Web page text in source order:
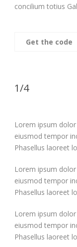
concilium totius
Get the code
1/4
Lorem ipsum
eiusmod tempor
Phasellus laoreet
Lorem ipsum
eiusmod tempor
Phasellus laoreet
Lorem ipsum
eiusmod tempor
Phasellus laoreet